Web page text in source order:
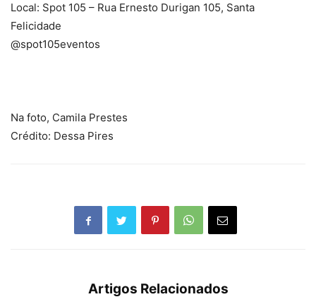
Local: Spot 105 – Rua Ernesto Durigan 105, Santa
Felicidade
@spot105eventos
Na foto, Camila Prestes
Crédito: Dessa Pires
Artigos Relacionados